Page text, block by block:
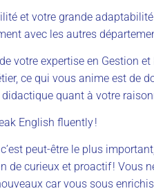
et votre grande
avec les autres
votre expertise en Gestion
ce qui vous anime est de
quant à votre
English fluently !
peut-être le plus
de curieux et proactif ! Vous
car vous sous